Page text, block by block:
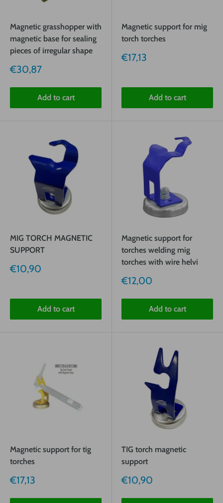
Magnetic grasshopper with
magnetic base for sealing
pieces of irregular shape
Sale
€30,87
Add to cart
Magnetic support for mig
torch torches
Sale
€17,13
Add to cart
MIG TORCH MAGNETIC
SUPPORT
Sale
€10,90
Add to cart
Magnetic support for
torches welding mig
torches with wire helvi
Sale
€12,00
Add to cart
Magnetic support for tig
torches
Sale
€17,13
TIG torch magnetic
support
Sale
€10,90